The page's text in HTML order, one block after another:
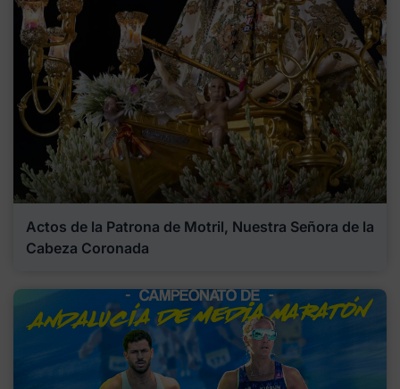
Actos de la Patrona de Motril, Nuestra Señora de la
Cabeza Coronada